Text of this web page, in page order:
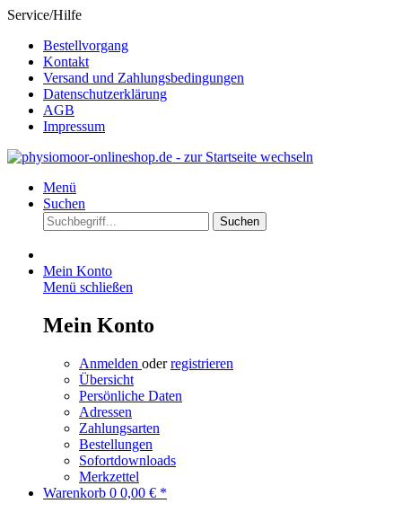
Service/Hilfe
Bestellvorgang
Kontakt
Versand und Zahlungsbedingungen
Datenschutzerklärung
AGB
Impressum
Menü
Suchen
Suchen
Mein Konto
Menü schließen
Mein Konto
Anmelden oderregistrieren
Übersicht
Persönliche Daten
Adressen
Zahlungsarten
Bestellungen
Sofortdownloads
Merkzettel
Warenkorb 0 0,00 € *